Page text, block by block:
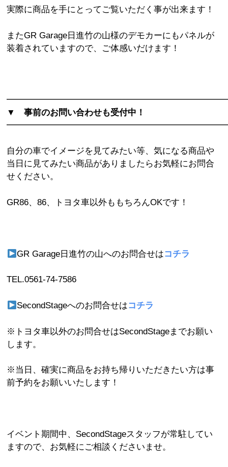
実際に商品を手にとってご覧いただく事が出来ます！
またGR Garage日進竹の山様のデモカーにもパネルが
装着されていますので、ご体感いだけます！
▼ 事前のお問い合わせも受付中！
自分の車でイメージを見てみたい等、気になる商品や
当日に見てみたい商品がありましたらお気軽にお問合
せください。
GR86、86、トヨタ車以外ももちろんOKです！
GR Garage日進竹の山へのお問合せはコチラ
TEL.0561-74-7586
SecondStageへのお問合せはコチラ
※トヨタ車以外のお問合せはSecondStageまでお願い
します。
※当日、確実に商品をお持ち帰りいただきたい方は事
前予約をお願いいたします！
イベント期間中、SecondStageスタッフが常駐してい
ますので、お気軽にご相談くださいませ。